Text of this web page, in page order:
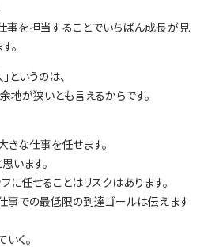
事を担当することでいちばん成長が見
。
というのは、
地が狭いとも言えるからです。
きな仕事を任せます。
います。
に任せることはリスクはあります。
仕事での最低限の到達ゴールは伝えます
く。